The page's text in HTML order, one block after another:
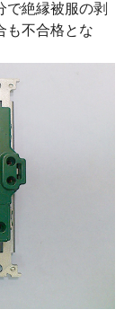
で絶縁被服の剥
も不合格とな